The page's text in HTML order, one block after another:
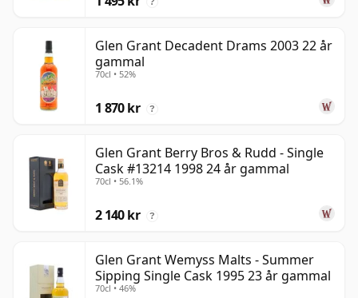
Glen Grant Decadent Drams 2003 22 år
gammal
70cl • 52%
1 870 kr ?
Glen Grant Berry Bros & Rudd - Single
Cask #13214 1998 24 år gammal
70cl • 56.1%
2 140 kr ?
Glen Grant Wemyss Malts - Summer
Sipping Single Cask 1995 23 år gammal
70cl • 46%